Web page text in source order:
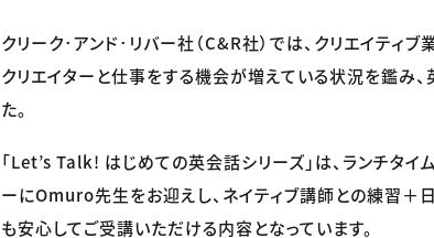
クリーク･アンド･リバー社（C&R社）では、クリエイティ
クリエイターと仕事をする機会が増えている状況を鑑み
た。
「Let’s Talk! はじめての英会話シリーズ」は、ランチタ
ーにOmuro先生をお迎えし、ネイティブ講師との練習＋
も安心してご受講いただける内容となっています。